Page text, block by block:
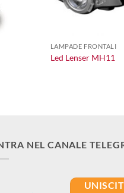
LAMPADE FRONTALI
Led Lenser MH11
NEL CANALE